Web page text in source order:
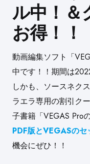
ル中！＆
お得！！
動画編集ソフト「
中です！！ 期間は
しかも、ソースネク
ラエラ専用の割引ク
子書籍「VEGAS Pro
PDF版とVEGASのセ
機会にぜひ！！